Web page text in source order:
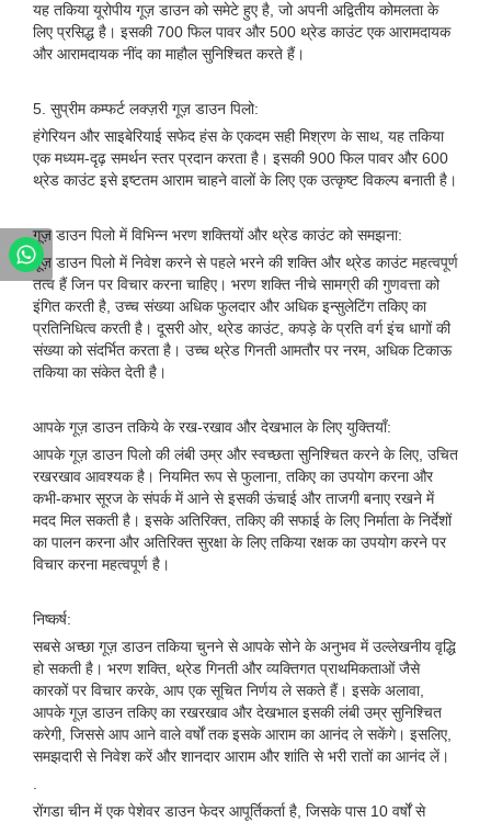
यह तकिया यूरोपीय गूज़ डाउन को समेटे हुए है, जो अपनी अद्वितीय कोमलता के
लिए प्रसिद्ध है। इसकी 700 फिल पावर और 500 थ्रेड काउंट एक आरामदायक
और आरामदायक नींद का माहौल सुनिश्चित करते हैं।
5. सुप्रीम कम्फर्ट लक्ज़री गूज़ डाउन पिलो:
हंगेरियन और साइबेरियाई सफेद हंस के एकदम सही मिश्रण के साथ, यह तकिया
एक मध्यम-दृढ़ समर्थन स्तर प्रदान करता है। इसकी 900 फिल पावर और 600
थ्रेड काउंट इसे इष्टतम आराम चाहने वालों के लिए एक उत्कृष्ट विकल्प बनाती है।
गूज़ डाउन पिलो में विभिन्न भरण शक्तियों और थ्रेड काउंट को समझना:
गूज़ डाउन पिलो में निवेश करने से पहले भरने की शक्ति और थ्रेड काउंट महत्वपूर्ण
तत्व हैं जिन पर विचार करना चाहिए। भरण शक्ति नीचे सामग्री की गुणवत्ता को
इंगित करती है, उच्च संख्या अधिक फुलदार और अधिक इन्सुलेटिंग तकिए का
प्रतिनिधित्व करती है। दूसरी ओर, थ्रेड काउंट, कपड़े के प्रति वर्ग इंच धागों की
संख्या को संदर्भित करता है। उच्च थ्रेड गिनती आमतौर पर नरम, अधिक टिकाऊ
तकिया का संकेत देती है।
आपके गूज़ डाउन तकिये के रख-रखाव और देखभाल के लिए युक्तियाँ:
आपके गूज़ डाउन पिलो की लंबी उम्र और स्वच्छता सुनिश्चित करने के लिए, उचित
रखरखाव आवश्यक है। नियमित रूप से फुलाना, तकिए का उपयोग करना और
कभी-कभार सूरज के संपर्क में आने से इसकी ऊंचाई और ताजगी बनाए रखने में
मदद मिल सकती है। इसके अतिरिक्त, तकिए की सफाई के लिए निर्माता के निर्देशों
का पालन करना और अतिरिक्त सुरक्षा के लिए तकिया रक्षक का उपयोग करने पर
विचार करना महत्वपूर्ण है।
निष्कर्ष:
सबसे अच्छा गूज़ डाउन तकिया चुनने से आपके सोने के अनुभव में उल्लेखनीय वृद्धि
हो सकती है। भरण शक्ति, थ्रेड गिनती और व्यक्तिगत प्राथमिकताओं जैसे
कारकों पर विचार करके, आप एक सूचित निर्णय ले सकते हैं। इसके अलावा,
आपके गूज़ डाउन तकिए का रखरखाव और देखभाल इसकी लंबी उम्र सुनिश्चित
करेगी, जिससे आप आने वाले वर्षों तक इसके आराम का आनंद ले सकेंगे। इसलिए,
समझदारी से निवेश करें और शानदार आराम और शांति से भरी रातों का आनंद लें।
रोंगडा चीन में एक पेशेवर डाउन फेदर आपूर्तिकर्ता है, जिसके पास 10 वर्षों से